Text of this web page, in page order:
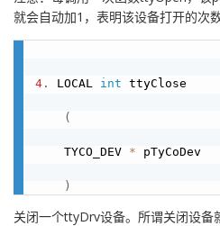
就会自动加1，表明该设备打开的次数
4 . LOCAL int ttyClose
(
    TYCO_DEV
* pTyCoDev
)
关闭一个ttyDrv设备。所谓关闭设备